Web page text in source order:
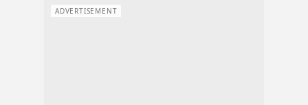
ADVERTISEMENT